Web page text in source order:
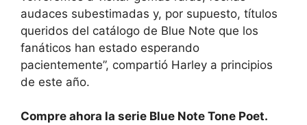
audaces subestimadas y, por supuesto, títulos
queridos del catálogo de Blue Note que los
fanáticos han estado esperando
pacientemente”, compartió Harley a principios
de este año.
Compre ahora la serie Blue Note Tone Poet.